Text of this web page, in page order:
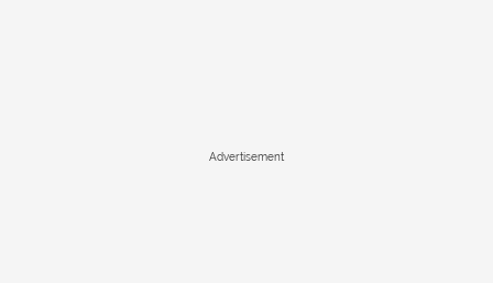
Advertisement